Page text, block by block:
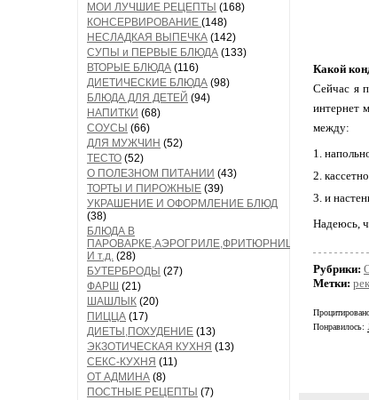
МОИ ЛУЧШИЕ РЕЦЕПТЫ (168)
КОНСЕРВИРОВАНИЕ (148)
НЕСЛАДКАЯ ВЫПЕЧКА (142)
СУПЫ и ПЕРВЫЕ БЛЮДА (133)
ВТОРЫЕ БЛЮДА (116)
ДИЕТИЧЕСКИЕ БЛЮДА (98)
БЛЮДА ДЛЯ ДЕТЕЙ (94)
НАПИТКИ (68)
СОУСЫ (66)
ДЛЯ МУЖЧИН (52)
ТЕСТО (52)
О ПОЛЕЗНОМ ПИТАНИИ (43)
ТОРТЫ И ПИРОЖНЫЕ (39)
УКРАШЕНИЕ И ОФОРМЛЕНИЕ БЛЮД
(38)
БЛЮДА В
ПАРОВАРКЕ,АЭРОГРИЛЕ,ФРИТЮРНИЦЕ
И т.д. (28)
БУТЕРБРОДЫ (27)
ФАРШ (21)
ШАШЛЫК (20)
ПИЦЦА (17)
ДИЕТЫ,ПОХУДЕНИЕ (13)
ЭКЗОТИЧЕСКАЯ КУХНЯ (13)
СЕКС-КУХНЯ (11)
ОТ АДМИНА (8)
ПОСТНЫЕ РЕЦЕПТЫ (7)
Какой
Сейчас я
интернет
между:
и
Надеюсь,
Рубрики:
Метки:
Понравилось: